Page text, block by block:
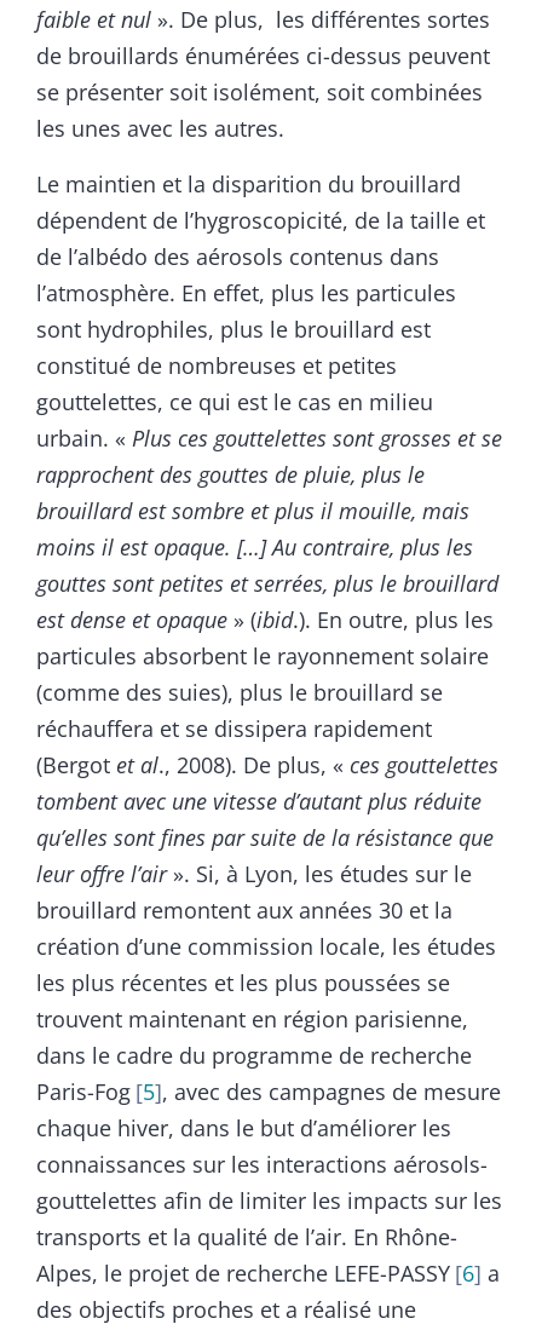
faible et nul ». De plus, les différentes sortes
de brouillards énumérées ci-dessus peuvent
se présenter soit isolément, soit combinées
les unes avec les autres.
Le maintien et la disparition du brouillard
dépendent de l’hygroscopicité, de la taille et
de l’albédo des aérosols contenus dans
l’atmosphère. En effet, plus les particules
sont hydrophiles, plus le brouillard est
constitué de nombreuses et petites
gouttelettes, ce qui est le cas en milieu
urbain. « Plus ces gouttelettes sont grosses et se
rapprochent des gouttes de pluie, plus le
brouillard est sombre et plus il mouille, mais
moins il est opaque. […] Au contraire, plus les
gouttes sont petites et serrées, plus le brouillard
est dense et opaque » (ibid.). En outre, plus les
particules absorbent le rayonnement solaire
(comme des suies), plus le brouillard se
réchauffera et se dissipera rapidement
(Bergot et al., 2008). De plus, « ces gouttelettes
tombent avec une vitesse d’autant plus réduite
qu’elles sont fines par suite de la résistance que
leur offre l’air ». Si, à Lyon, les études sur le
brouillard remontent aux années 30 et la
création d’une commission locale, les études
les plus récentes et les plus poussées se
trouvent maintenant en région parisienne,
dans le cadre du programme de recherche
Paris-Fog 5 , avec des campagnes de mesure
chaque hiver, dans le but d’améliorer les
connaissances sur les interactions aérosols-
gouttelettes afin de limiter les impacts sur les
transports et la qualité de l’air. En Rhône-
Alpes, le projet de recherche LEFE-PASSY 6 a
des objectifs proches et a réalisé une